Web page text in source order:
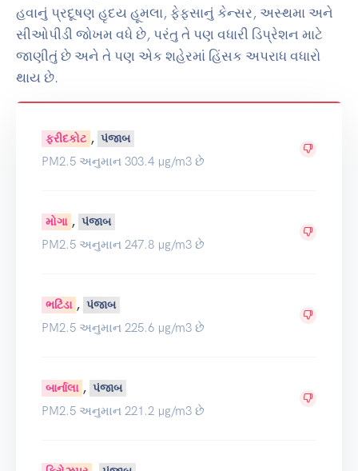
હવાનું પ્રદૂષણ હૃદય હૂમલા, ફેફસાનું કેન્સર, અસ્થમા અને
સીઓપીડી જોખમ વધે છે, પરંતુ તે પણ વધારી ડિપ્રેશન માટે
જાણીતું છે અને તે પણ એક શહેરમાં હિંસક અપરાધ વધારો
થાય છે.
ફરીદકોટ , પંજાબ
PM2.5 અનુમાન 303.4 µg/m3 છે
મોગા , પંજાબ
PM2.5 અનુમાન 247.8 µg/m3 છે
ભટિંડા , પંજાબ
PM2.5 અનુમાન 225.6 µg/m3 છે
બાર્નાલા , પંજાબ
PM2.5 અનુમાન 221.2 µg/m3 છે